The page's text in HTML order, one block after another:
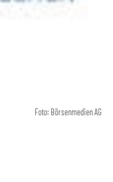
Foto: Börsenmedien AG